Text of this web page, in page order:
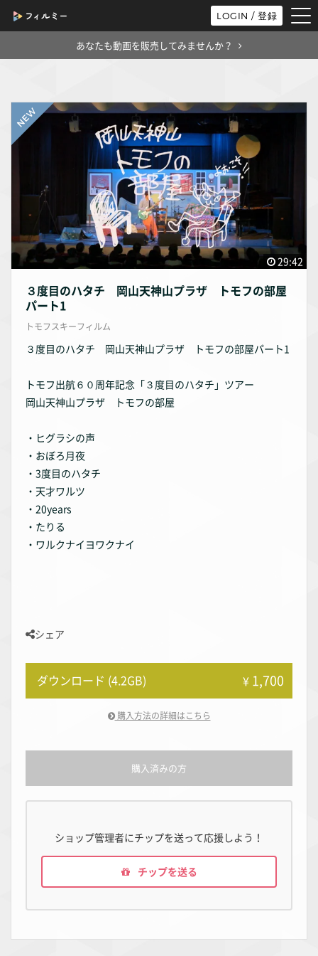
LOGIN / 登録
あなたも動画を販売してみませんか？
29:42
３度目のハタチ 岡山天神山プラザ トモフの部屋
パート1
トモフスキーフィルム
３度目のハタチ 岡山天神山プラザ トモフの部屋パート1
トモフ出航６０周年記念「３度目のハタチ」ツアー
岡山天神山プラザ トモフの部屋
・ヒグラシの声
・おぼろ月夜
・3度目のハタチ
・天才ワルツ
・20years
・たりる
・ワルクナイヨワクナイ
シェア
ダウンロード (4.2GB) ¥ 1,700
購入方法の詳細はこちら
購入済みの方
ショップ管理者にチップを送って応援しよう！
チップを送る